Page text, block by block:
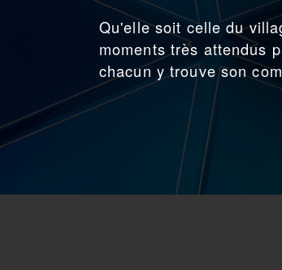
Qu'elle soit celle du
moments très attendus
chacun y trouve son